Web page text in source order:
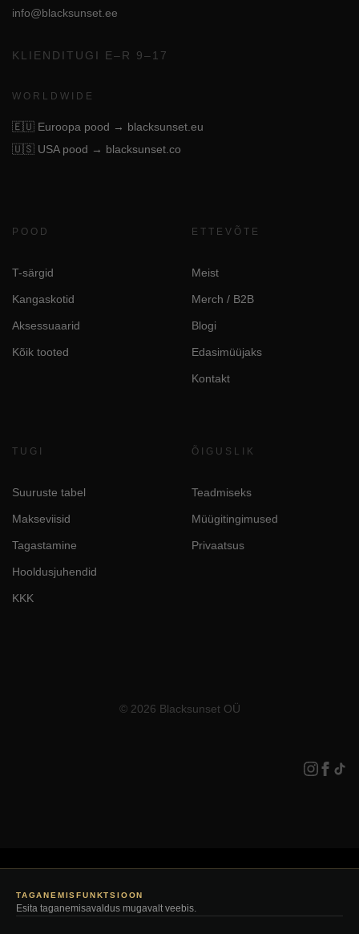
info@blacksunset.ee
KLIENDITUGI E–R 9–17
WORLDWIDE
🇪🇺 Euroopa pood → blacksunset.eu
🇺🇸 USA pood → blacksunset.co
POOD
T-särgid
Kangaskotid
Aksessuaarid
Kõik tooted
ETTEVÕTE
Meist
Merch / B2B
Blogi
Edasimüüjaks
Kontakt
TUGI
Suuruste tabel
Makseviisid
Tagastamine
Hooldusjuhendid
KKK
ÕIGUSLIK
Teadmiseks
Müügitingimused
Privaatsus
© 2026 Blacksunset OÜ
TAGANEMISFUNKTSIOON
Esita taganemisavaldus mugavalt veebis.